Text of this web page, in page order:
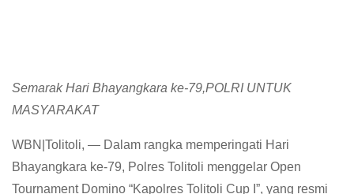
Semarak Hari Bhayangkara ke-79,POLRI UNTUK
MASYARAKAT
WBN|Tolitoli, — Dalam rangka memperingati Hari
Bhayangkara ke-79, Polres Tolitoli menggelar Open
Tournament Domino “Kapolres Tolitoli Cup I”, yang resmi